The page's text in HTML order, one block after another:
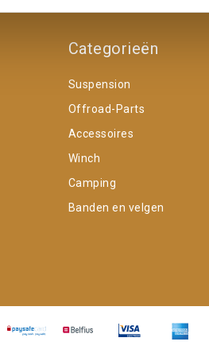
Categorieën
Suspension
Offroad-Parts
Accessoires
Winch
Camping
Banden en velgen